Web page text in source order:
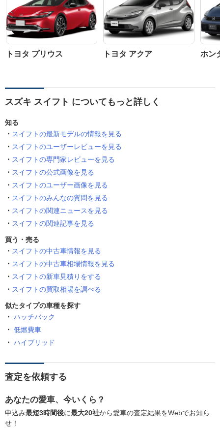
トヨタ プリウス トヨタ アクア ホン
スズキ スイフト についてもっと詳しく
知る
スイフトの最新モデルの情報を見る
スイフトのユーザーレビューを見る
スイフトの専門家レビューを見る
スイフトの公式画像を見る
スイフトのユーザー画像を見る
スイフトのみんなの質問を見る
スイフトの関連ニュースを見る
スイフトの関連記事を見る
買う・売る
スイフトの中古車情報を見る
スイフトの中古車相場情報を見る
スイフトの新車見積りをする
スイフトの買取相場を調べる
似たタイプの車種を探す
ハッチバック
低燃費車
ハイブリッド
査定を依頼する
あなたの愛車、今いくら？
申込み最短3時間後に最大20社から愛車の査定結果をWebでお知ら
せ！